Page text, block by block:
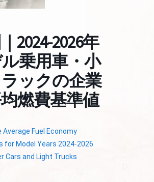
2024-2026年
乗用車・小
ックの企業
燃費基準値
Average Fuel Economy
for Model Years 2024-2026
Cars and Light Trucks